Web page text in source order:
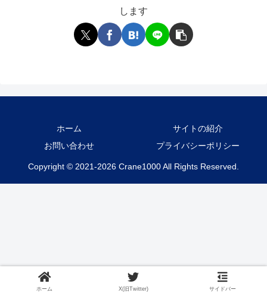
します
ホーム
サイトの紹介
お問い合わせ
プライバシーポリシー
Copyright © 2021-2026 Crane1000 All Rights Reserved.
ホーム X(旧Twitter) サイドバー